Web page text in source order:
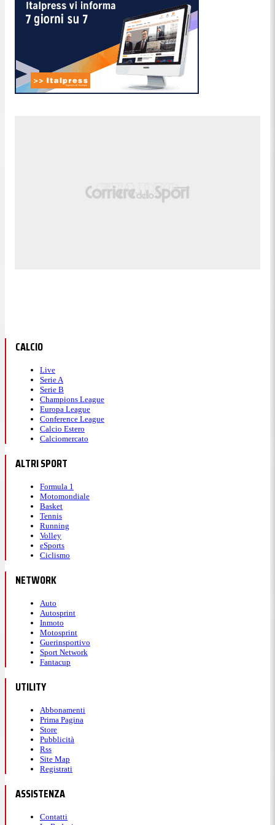
CALCIO
Live
Serie A
Serie B
Champions League
Europa League
Conference League
Calcio Estero
Calciomercato
ALTRI SPORT
Formula 1
Motomondiale
Basket
Tennis
Running
Volley
eSports
Ciclismo
NETWORK
Auto
Autosprint
Inmoto
Motosprint
Guerinsportivo
Sport Network
Fantacup
UTILITY
Abbonamenti
Prima Pagina
Store
Pubblicità
Rss
Site Map
Registrati
ASSISTENZA
Contatti